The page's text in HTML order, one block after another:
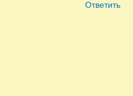
Ответить